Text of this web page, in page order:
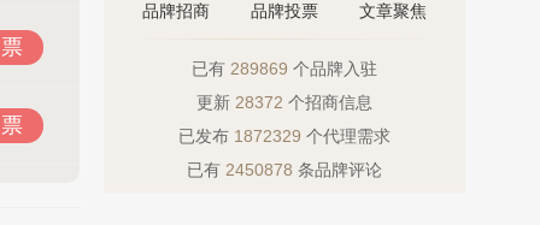
品牌招商 品牌投票 文章聚焦
已有 289869 个品牌入驻
更新 28372 个招商信息
已发布 1872329 个代理需求
已有 2450878 条品牌评论